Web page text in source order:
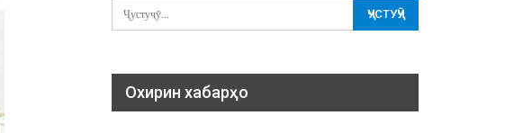
Охирин хабарҳо